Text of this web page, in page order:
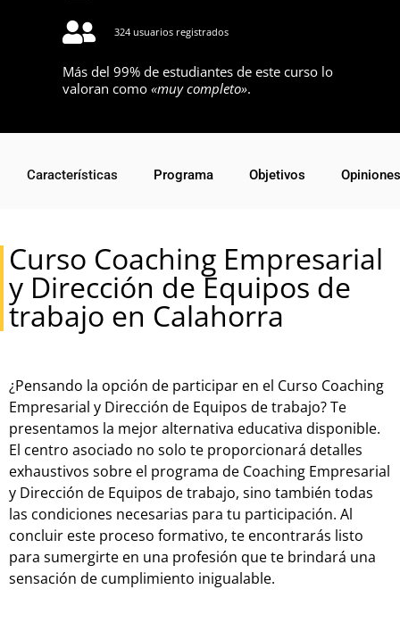
324 usuarios registrados
Más del 99% de estudiantes de este curso lo
valoran como «muy completo».
Características Programa Objetivos Opiniones
Curso Coaching Empresarial
y Dirección de Equipos de
trabajo en Calahorra
¿Pensando la opción de participar en el Curso Coaching
Empresarial y Dirección de Equipos de trabajo? Te
presentamos la mejor alternativa educativa disponible.
El centro asociado no solo te proporcionará detalles
exhaustivos sobre el programa de Coaching Empresarial
y Dirección de Equipos de trabajo, sino también todas
las condiciones necesarias para tu participación. Al
concluir este proceso formativo, te encontrarás listo
para sumergirte en una profesión que te brindará una
sensación de cumplimiento inigualable.